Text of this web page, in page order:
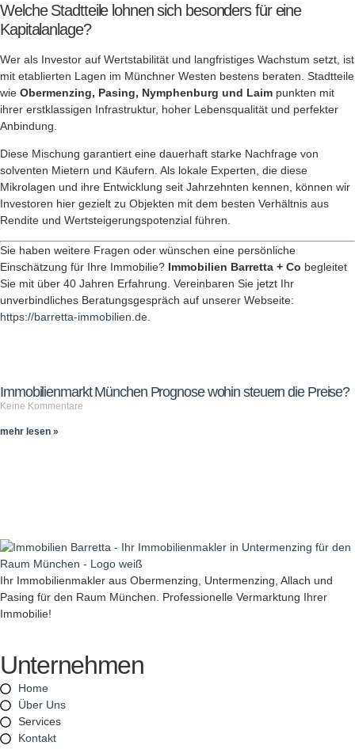
Welche Stadtteile lohnen sich besonders für eine
Kapitalanlage?
Wer als Investor auf Wertstabilität und langfristiges Wachstum setzt, ist
mit etablierten Lagen im Münchner Westen bestens beraten. Stadtteile
wie Obermenzing, Pasing, Nymphenburg und Laim punkten mit
ihrer erstklassigen Infrastruktur, hoher Lebensqualität und perfekter
Anbindung.
Diese Mischung garantiert eine dauerhaft starke Nachfrage von
solventen Mietern und Käufern. Als lokale Experten, die diese
Mikrolagen und ihre Entwicklung seit Jahrzehnten kennen, können wir
Investoren hier gezielt zu Objekten mit dem besten Verhältnis aus
Rendite und Wertsteigerungspotenzial führen.
Sie haben weitere Fragen oder wünschen eine persönliche
Einschätzung für Ihre Immobilie? Immobilien Barretta + Co begleitet
Sie mit über 40 Jahren Erfahrung. Vereinbaren Sie jetzt Ihr
unverbindliches Beratungsgespräch auf unserer Webseite:
https://barretta-immobilien.de
Immobilienmarkt München Prognose wohin steuern die Preise?
Keine Kommentare
mehr lesen »
Ihr Immobilienmakler aus Obermenzing, Untermenzing, Allach und
Pasing für den Raum München. Professionelle Vermarktung Ihrer
Immobilie!
Unternehmen
Home
Über Uns
Services
Kontakt